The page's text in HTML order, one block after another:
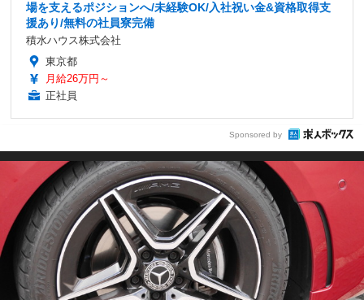
場を支えるポジションへ/未経験OK/入社祝い金&資格取得支
援あり/無料の社員寮完備
積水ハウス株式会社
東京都
月給26万円～
正社員
Sponsored by